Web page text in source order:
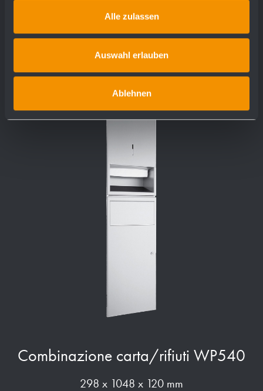
Alle zulassen
Auswahl erlauben
Ablehnen
più dettagli
Combinazione carta/rifiuti WP540
298 x 1048 x 120 mm